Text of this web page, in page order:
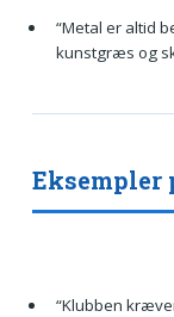
“Metal er altid
kunstgræs og
Eksempler
“Klubben